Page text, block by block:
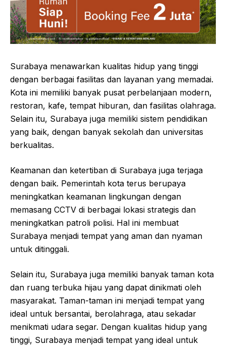
Surabaya menawarkan kualitas hidup yang tinggi
dengan berbagai fasilitas dan layanan yang memadai.
Kota ini memiliki banyak pusat perbelanjaan modern,
restoran, kafe, tempat hiburan, dan fasilitas olahraga.
Selain itu, Surabaya juga memiliki sistem pendidikan
yang baik, dengan banyak sekolah dan universitas
berkualitas.
Keamanan dan ketertiban di Surabaya juga terjaga
dengan baik. Pemerintah kota terus berupaya
meningkatkan keamanan lingkungan dengan
memasang CCTV di berbagai lokasi strategis dan
meningkatkan patroli polisi. Hal ini membuat
Surabaya menjadi tempat yang aman dan nyaman
untuk ditinggali.
Selain itu, Surabaya juga memiliki banyak taman kota
dan ruang terbuka hijau yang dapat dinikmati oleh
masyarakat. Taman-taman ini menjadi tempat yang
ideal untuk bersantai, berolahraga, atau sekadar
menikmati udara segar. Dengan kualitas hidup yang
tinggi, Surabaya menjadi tempat yang ideal untuk